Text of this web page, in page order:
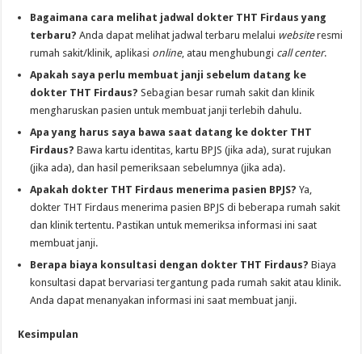
Bagaimana cara melihat jadwal dokter THT Firdaus yang
terbaru? Anda dapat melihat jadwal terbaru melalui websiteresmi
rumah sakit/klinik, aplikasi online, atau menghubungi call center.
Apakah saya perlu membuat janji sebelum datang ke
dokter THT Firdaus? Sebagian besar rumah sakit dan klinik
mengharuskan pasien untuk membuat janji terlebih dahulu.
Apa yang harus saya bawa saat datang ke dokter THT
Firdaus? Bawa kartu identitas, kartu BPJS (jika ada), surat rujukan
(jika ada), dan hasil pemeriksaan sebelumnya (jika ada).
Apakah dokter THT Firdaus menerima pasien BPJS? Ya,
dokter THT Firdaus menerima pasien BPJS di beberapa rumah sakit
dan klinik tertentu. Pastikan untuk memeriksa informasi ini saat
membuat janji.
Berapa biaya konsultasi dengan dokter THT Firdaus? Biaya
konsultasi dapat bervariasi tergantung pada rumah sakit atau klinik.
Anda dapat menanyakan informasi ini saat membuat janji.
Kesimpulan